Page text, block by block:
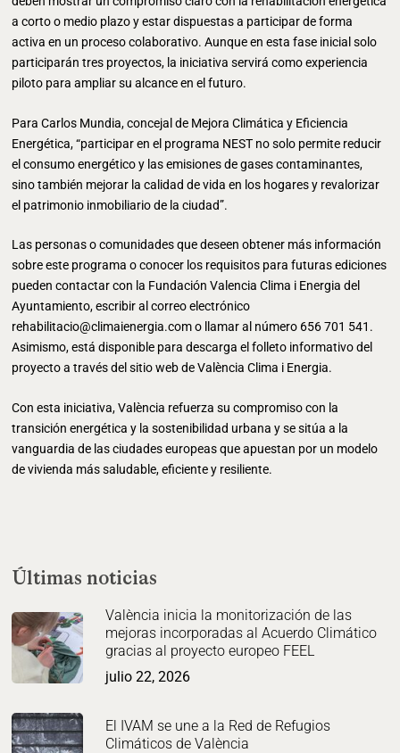
a corto o medio plazo y estar dispuestas a participar de forma
activa en un proceso colaborativo. Aunque en esta fase inicial solo
participarán tres proyectos, la iniciativa servirá como experiencia
piloto para ampliar su alcance en el futuro.
Para Carlos Mundia, concejal de Mejora Climática y Eficiencia
Energética, “participar en el programa NEST no solo permite reducir
el consumo energético y las emisiones de gases contaminantes,
sino también mejorar la calidad de vida en los hogares y revalorizar
el patrimonio inmobiliario de la ciudad”.
Las personas o comunidades que deseen obtener más información
sobre este programa o conocer los requisitos para futuras ediciones
pueden contactar con la Fundación Valencia Clima i Energia del
Ayuntamiento, escribir al correo electrónico
rehabilitacio@climaienergia.com o llamar al número 656 701 541.
Asimismo, está disponible para descarga el folleto informativo del
proyecto a través del sitio web de València Clima i Energia.
Con esta iniciativa, València refuerza su compromiso con la
transición energética y la sostenibilidad urbana y se sitúa a la
vanguardia de las ciudades europeas que apuestan por un modelo
de vivienda más saludable, eficiente y resiliente.
Últimas noticias
València inicia la monitorización de las
mejoras incorporadas al Acuerdo Climático
gracias al proyecto europeo FEEL
julio 22, 2026
El IVAM se une a la Red de Refugios
Climáticos de València